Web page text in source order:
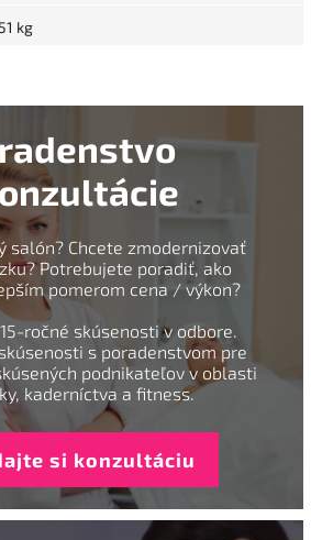
kg
salón? Chcete zmodernizovať
Potrebujete poradiť, ako
pomerom cena / výkon?
ročné skúsenosti v odbore.
s poradenstvom pre
podnikateľov v oblasti
kaderníctva a fitness.
si konzultáciu